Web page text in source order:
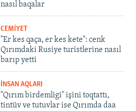
nasıl baqalar
CEMİYET
"Er kes qaça, er kes kete": cenk
Qırımdaki Rusiye turistlerine nasıl
barıp yetti
İNSAN AQLARI
"Qırım birdemligi" işini toqtattı,
tintüv ve tutuvlar ise Qırımda daa